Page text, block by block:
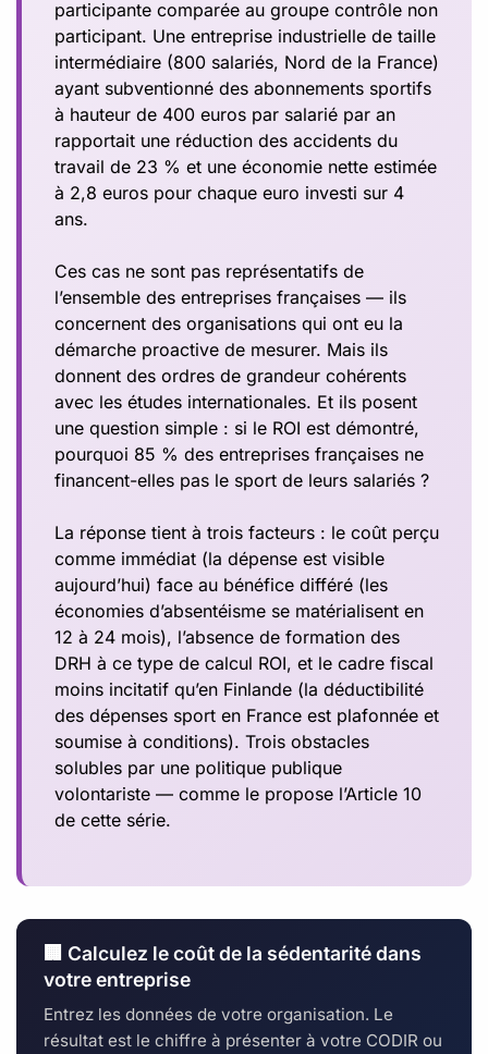
participante comparée au groupe contrôle non
participant. Une entreprise industrielle de taille
intermédiaire (800 salariés, Nord de la France)
ayant subventionné des abonnements sportifs
à hauteur de 400 euros par salarié par an
rapportait une réduction des accidents du
travail de 23 % et une économie nette estimée
à 2,8 euros pour chaque euro investi sur 4
ans.
Ces cas ne sont pas représentatifs de
l’ensemble des entreprises françaises — ils
concernent des organisations qui ont eu la
démarche proactive de mesurer. Mais ils
donnent des ordres de grandeur cohérents
avec les études internationales. Et ils posent
une question simple : si le ROI est démontré,
pourquoi 85 % des entreprises françaises ne
financent-elles pas le sport de leurs salariés ?
La réponse tient à trois facteurs : le coût perçu
comme immédiat (la dépense est visible
aujourd’hui) face au bénéfice différé (les
économies d’absentéisme se matérialisent en
12 à 24 mois), l’absence de formation des
DRH à ce type de calcul ROI, et le cadre fiscal
moins incitatif qu’en Finlande (la déductibilité
des dépenses sport en France est plafonnée et
soumise à conditions). Trois obstacles
solubles par une politique publique
volontariste — comme le propose l’Article 10
de cette série.
🏢 Calculez le coût de la sédentarité dans
votre entreprise
Entrez les données de votre organisation. Le
résultat est le chiffre à présenter à votre CODIR ou